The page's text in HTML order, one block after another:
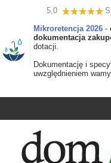
5,0
Mikroretencja 2026 -
dokumentacja
dotacji.
Dokumentację i
uwzględnieniem